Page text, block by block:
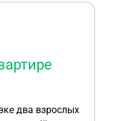
два взрослых